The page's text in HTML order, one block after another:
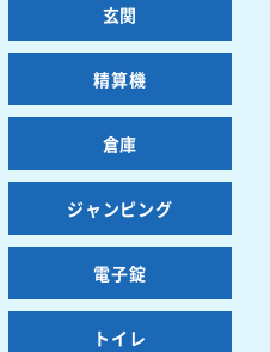
玄関
精算機
倉庫
ジャンピング
電子錠
トイレ